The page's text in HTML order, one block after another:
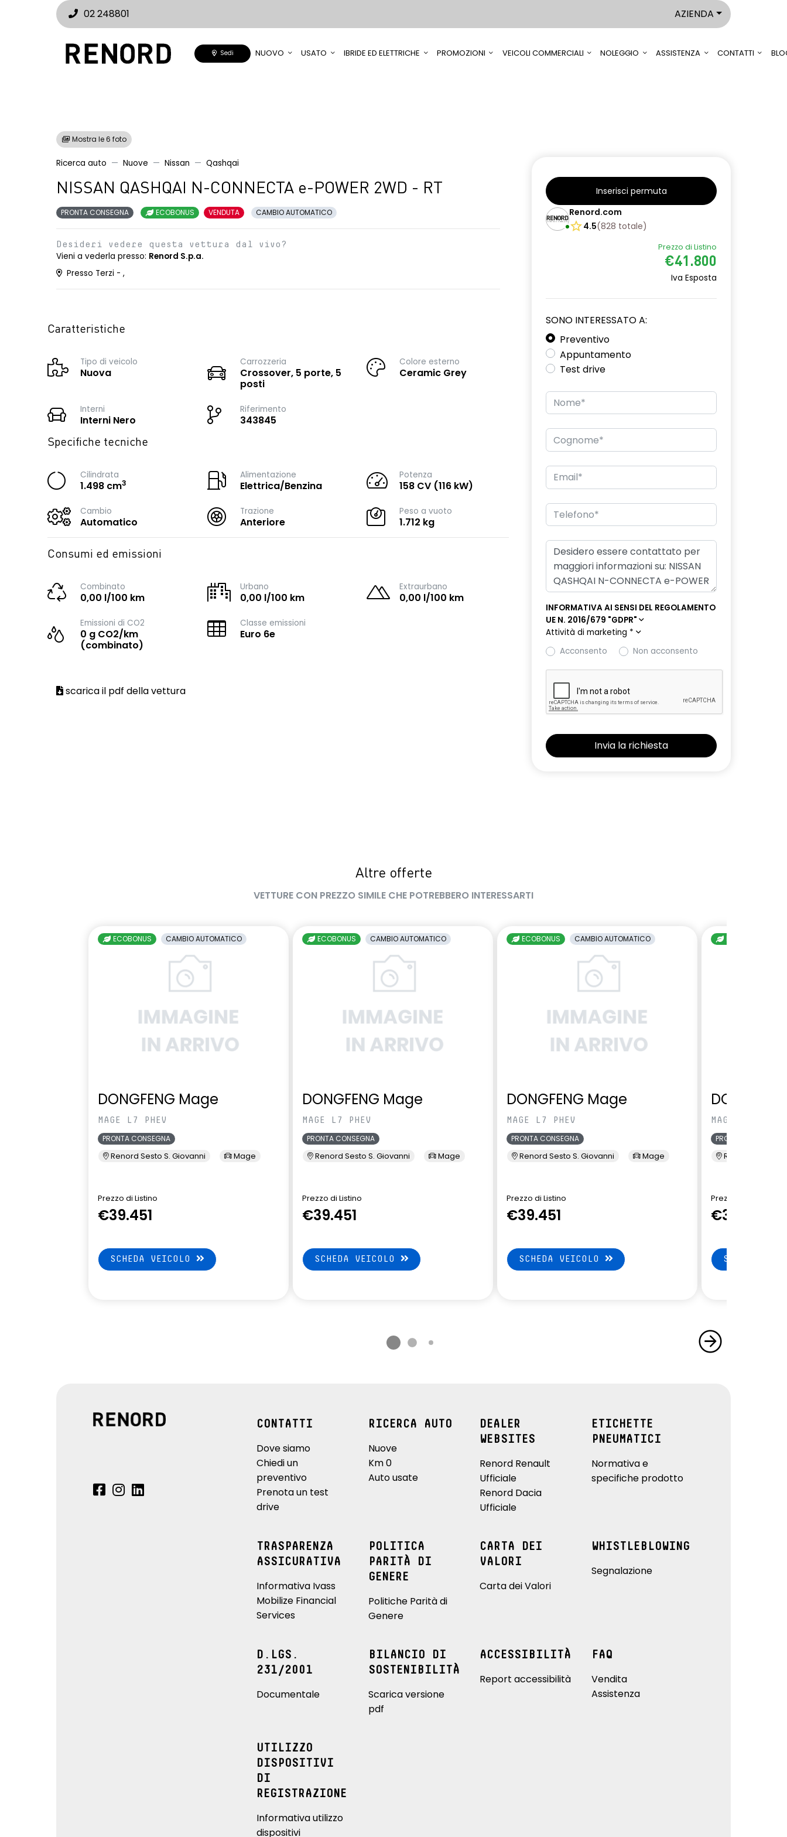
02 248801 AZIENDA
Sedi NUOVO USATO IBRIDE ED ELETTRICHE PROMOZIONI VEICOLI COMMERCIALI NOLEGGIO ASSISTENZA CONTATTI
Mostra le 6 foto
Ricerca auto Nuove Nissan Qashqai
NISSAN QASHQAI N-CONNECTA e-POWER 2WD - RT
PRONTA CONSEGNA ECOBONUS VENDUTA CAMBIO AUTOMATICO
Desideri vedere questa vettura dal vivo?
Vieni a vederla presso: Renord S.p.a.
Presso Terzi - ,
Caratteristiche
Tipo di veicolo
Nuova
Carrozzeria
Crossover, 5 porte, 5
posti
Colore esterno
Ceramic Grey
Interni
Interni Nero
Riferimento
343845
Specifiche tecniche
Cilindrata
1.498 cm3
Alimentazione
Elettrica/Benzina
Potenza
158 CV (116 kW)
Cambio
Automatico
Trazione
Anteriore
Peso a vuoto
1.712 kg
Consumi ed emissioni
Combinato
0,00 l/100 km
Urbano
0,00 l/100 km
Extraurbano
0,00 l/100 km
Emissioni di CO2
0 g CO2/km
(combinato)
Classe emissioni
Euro 6e
scarica il pdf della vettura
Inserisci permuta
Renord.com
4.5(828 totale)
Prezzo di Listino
€41.800
Iva Esposta
SONO INTERESSATO A:
Preventivo
Appuntamento
Test drive
INFORMATIVA AI SENSI DEL REGOLAMENTO
UE N. 2016/679 "GDPR"
Attività di marketing *
Acconsento
Non acconsento
Altre offerte
VETTURE CON PREZZO SIMILE CHE POTREBBERO INTERESSARTI
ECOBONUS CAMBIO AUTOMATICO
DONGFENG Mage
MAGE L7 PHEV
PRONTA CONSEGNA
Renord Sesto S. Giovanni Mage
Prezzo di Listino
€39.451
SCHEDA VEICOLO
ECOBONUS CAMBIO AUTOMATICO
DONGFENG Mage
MAGE L7 PHEV
PRONTA CONSEGNA
Renord Sesto S. Giovanni Mage
Prezzo di Listino
€39.451
SCHEDA VEICOLO
ECOBONUS CAMBIO AUTOMATICO
DONGFENG Mage
MAGE L7 PHEV
PRONTA CONSEGNA
Renord Sesto S. Giovanni Mage
Prezzo di Listino
€39.451
SCHEDA VEICOLO
ECOBONUS
MAGE L7 PHEV
PRONTA CONSEGNA
Renord Sesto S.
Prezzo di Listino
€39.451
SCHEDA
CONTATTI
Dove siamo
Chiedi un
preventivo
Prenota un test
drive
RICERCA AUTO
Nuove
Km 0
Auto usate
DEALER
WEBSITES
Renord Renault
Ufficiale
Renord Dacia
Ufficiale
ETICHETTE
PNEUMATICI
Normativa e
specifiche prodotto
TRASPARENZA
ASSICURATIVA
Informativa Ivass
Mobilize Financial
Services
POLITICA
PARITÀ DI
GENERE
Politiche Parità di
Genere
CARTA DEI
VALORI
Carta dei Valori
WHISTLEBLOWING
Segnalazione
D.LGS.
231/2001
Documentale
BILANCIO DI
SOSTENIBILITÀ
Scarica versione
pdf
ACCESSIBILITÀ
Report accessibilità
FAQ
Vendita
Assistenza
UTILIZZO
DISPOSITIVI
DI
REGISTRAZIONE
Informativa utilizzo
dispositivi